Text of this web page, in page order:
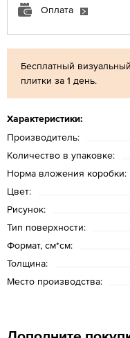
Бесплатный
плитки за 1 день.
Характеристики:
Производитель:
Количество в упаковке:
Норма вложения коробки:
Цвет:
Рисунок:
Тип поверхности:
Формат, см*см:
Толщина:
Место производства:
Оплата